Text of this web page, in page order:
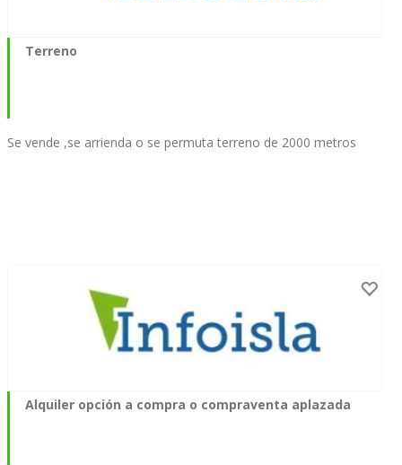
Terreno
Se vende ,se arrienda o se permuta terreno de 2000 metros
Alquiler opción a compra o compraventa aplazada